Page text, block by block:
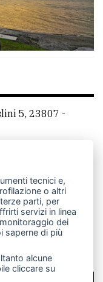
5, 23807 -
RSS
tecnici e,
o altri
parti, per
servizi in linea
dei
saperne di più
alcune
cliccare su